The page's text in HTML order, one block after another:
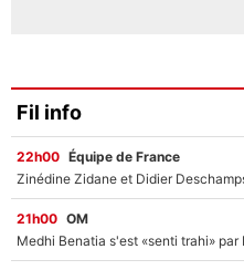
Fil info
22h00 Équipe de France
21h00 OM